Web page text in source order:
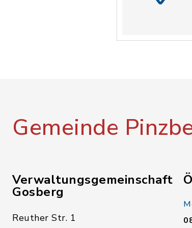
Gemeinde
Verwaltungsgemeinschaft
Gosberg
Reuther Str. 1